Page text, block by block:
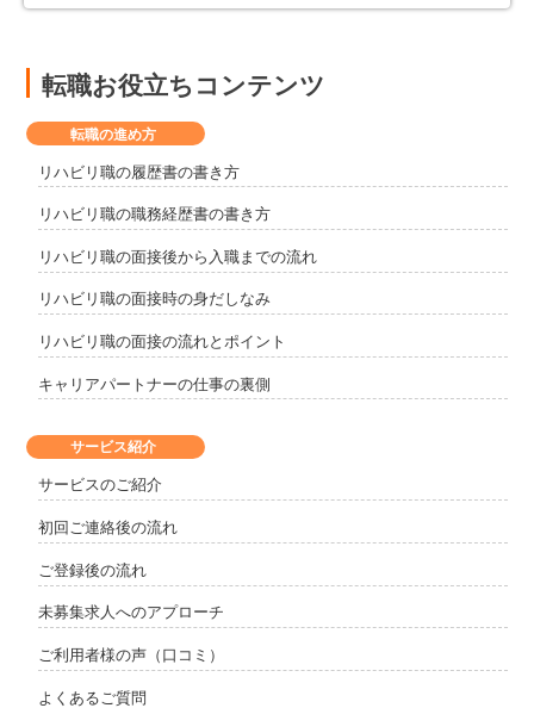
転職お役立ちコンテンツ
サービス紹介
サービスのご紹介
初回ご連絡後の流れ
ご登録後の流れ
未募集求人へのアプローチ
ご利用者様の声（口コミ）
よくあるご質問
転職の進め方
リハビリ職の履歴書の書き方
リハビリ職の職務経歴書の書き方
リハビリ職の面接後から入職までの流れ
リハビリ職の面接時の身だしなみ
リハビリ職の面接の流れとポイント
キャリアパートナーの仕事の裏側